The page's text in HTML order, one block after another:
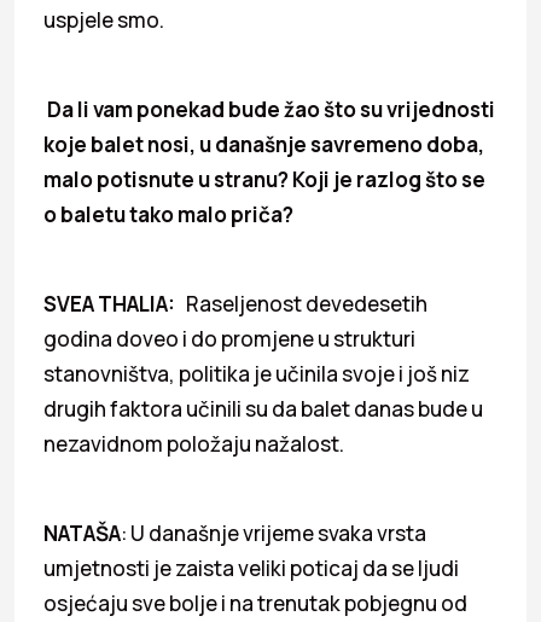
uspjele smo.
Da li vam ponekad bude žao što su vrijednosti
koje balet nosi, u današnje savremeno doba,
malo potisnute u stranu? Koji je razlog što se
o baletu tako malo priča?
SVEA THALIA: Raseljenost devedesetih
godina doveo i do promjene u strukturi
stanovništva, politika je učinila svoje i još niz
drugih faktora učinili su da balet danas bude u
nezavidnom položaju nažalost.
NATAŠA: U današnje vrijeme svaka vrsta
umjetnosti je zaista veliki poticaj da se ljudi
osjećaju sve bolje i na trenutak pobjegnu od